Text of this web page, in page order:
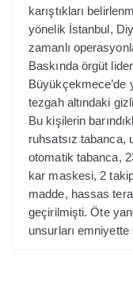
karıştıkları
yönelik İstanbul,
zamanlı
Baskında örgüt
Büyükçekmece’de
tezgah altındaki
Bu kişilerin
ruhsatsız tabanca,
otomatik tabanca,
kar maskesi, 2
madde, hassas
geçirilmişti. Öte
unsurları emniyette